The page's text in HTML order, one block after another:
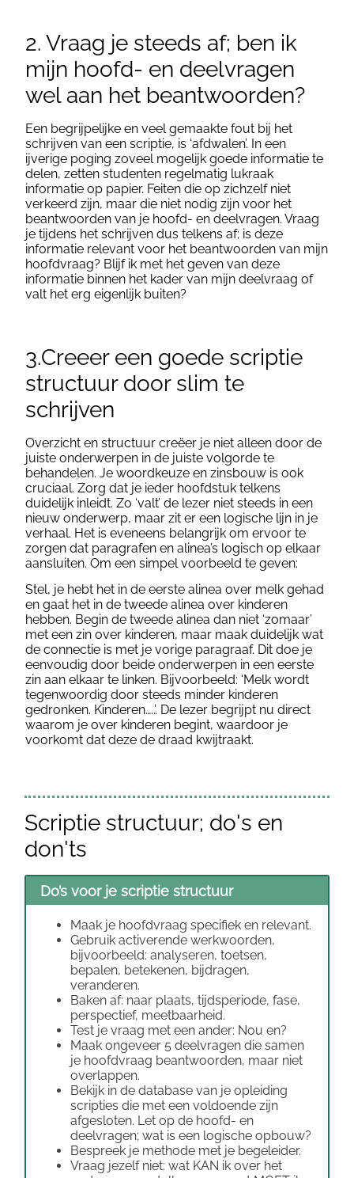
2. Vraag je steeds af; ben ik
mijn hoofd- en deelvragen
wel aan het beantwoorden?
Een begrijpelijke en veel gemaakte fout bij het
schrijven van een scriptie, is ‘afdwalen’. In een
ijverige poging zoveel mogelijk goede informatie te
delen, zetten studenten regelmatig lukraak
informatie op papier. Feiten die op zichzelf niet
verkeerd zijn, maar die niet nodig zijn voor het
beantwoorden van je hoofd- en deelvragen. Vraag
je tijdens het schrijven dus telkens af; is deze
informatie relevant voor het beantwoorden van mijn
hoofdvraag? Blijf ik met het geven van deze
informatie binnen het kader van mijn deelvraag of
valt het erg eigenlijk buiten?
3.Creeer een goede scriptie
structuur door slim te
schrijven
Overzicht en structuur creëer je niet alleen door de
juiste onderwerpen in de juiste volgorde te
behandelen. Je woordkeuze en zinsbouw is ook
cruciaal. Zorg dat je ieder hoofdstuk telkens
duidelijk inleidt. Zo ‘valt’ de lezer niet steeds in een
nieuw onderwerp, maar zit er een logische lijn in je
verhaal. Het is eveneens belangrijk om ervoor te
zorgen dat paragrafen en alinea’s logisch op elkaar
aansluiten. Om een simpel voorbeeld te geven:
Stel, je hebt het in de eerste alinea over melk gehad
en gaat het in de tweede alinea over kinderen
hebben. Begin de tweede alinea dan niet ‘zomaar’
met een zin over kinderen, maar maak duidelijk wat
de connectie is met je vorige paragraaf. Dit doe je
eenvoudig door beide onderwerpen in een eerste
zin aan elkaar te linken. Bijvoorbeeld: ‘Melk wordt
tegenwoordig door steeds minder kinderen
gedronken. Kinderen…..’. De lezer begrijpt nu direct
waarom je over kinderen begint, waardoor je
voorkomt dat deze de draad kwijtraakt.
Scriptie structuur; do's en
don'ts
Do’s voor je scriptie structuur
Maak je hoofdvraag specifiek en relevant.
Gebruik activerende werkwoorden,
bijvoorbeeld: analyseren, toetsen,
bepalen, betekenen, bijdragen,
veranderen.
Baken af: naar plaats, tijdsperiode, fase,
perspectief, meetbaarheid.
Test je vraag met een ander: Nou en?
Maak ongeveer 5 deelvragen die samen
je hoofdvraag beantwoorden, maar niet
overlappen.
Bekijk in de database van je opleiding
scripties die met een voldoende zijn
afgesloten. Let op de hoofd- en
deelvragen; wat is een logische opbouw?
Bespreek je methode met je begeleider.
Vraag jezelf niet: wat KAN ik over het